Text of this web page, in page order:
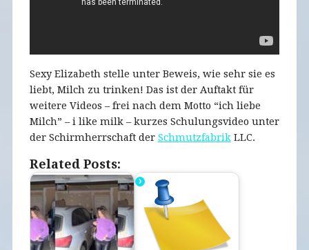
Sexy Elizabeth stelle unter Beweis, wie sehr sie es
liebt, Milch zu trinken! Das ist der Auftakt für
weitere Videos – frei nach dem Motto “ich liebe
Milch” – i like milk – kurzes Schulungsvideo unter
der Schirmherrschaft der SchmutzfabrikLLC.
Related Posts: